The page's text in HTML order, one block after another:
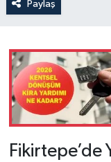
Paylaş
Fikirtepe’de